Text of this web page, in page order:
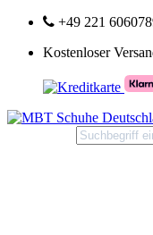
+49 221
Kostenloser